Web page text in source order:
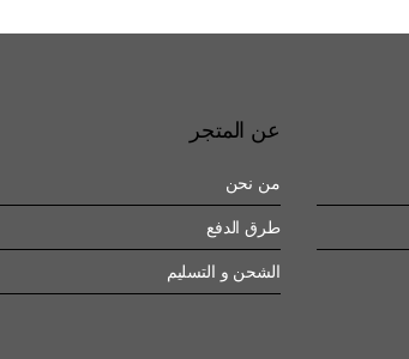
عن المتجر
من نحن
طرق الدفع
الشحن و التسليم